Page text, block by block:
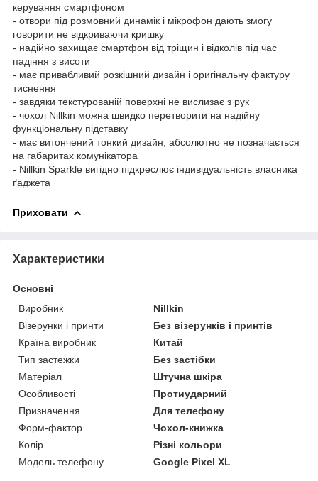
керування смартфоном
- отвори під розмовний динамік і мікрофон дають змогу
говорити не відкриваючи кришку
- надійно захищає смартфон від тріщин і відколів під час
падіння з висоти
- має привабливий розкішний дизайн і оригінальну фактуру
тиснення
- завдяки текстурованій поверхні не вислизає з рук
- чохол Nillkin можна швидко перетворити на надійну
функціональну підставку
- має витончений тонкий дизайн, абсолютно не позначається
на габаритах комунікатора
- Nillkin Sparkle вигідно підкреслює індивідуальність власника
ґаджета
Приховати
Характеристики
Основні
Виробник
Nillkin
Візерунки і принти
Без візерунків і принтів
Країна виробник
Китай
Тип застежки
Без застібки
Матеріал
Штучна шкіра
Особливості
Протиударний
Призначення
Для телефону
Форм-фактор
Чохол-книжка
Колір
Різні кольори
Модель телефону
Google Pixel XL